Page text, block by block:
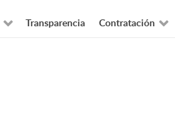
Transparencia Contratación